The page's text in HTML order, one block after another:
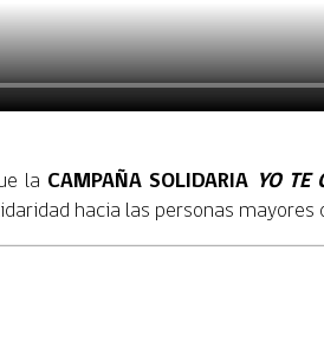
la CAMPAÑA SOLIDARIA YO TE
hacia las personas